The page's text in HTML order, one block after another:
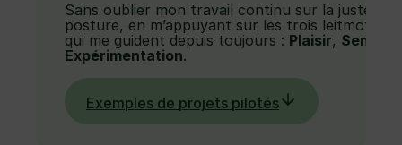
Sans oublier mon travail continu sur la juste
posture, en m’appuyant sur les trois leitmotivs
qui me guident depuis toujours : Plaisir, Sens
Expérimentation.
Exemples de projets pilotés